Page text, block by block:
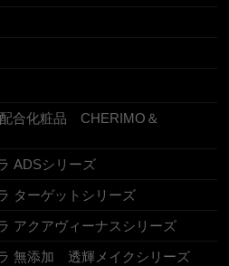
合化粧品 CHERIMO＆
ADSシリーズ
ターゲットシリーズ
アクアヴィーナスシリーズ
無添加 透輝メイクシリーズ